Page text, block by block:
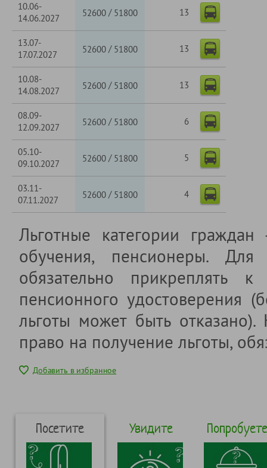
10.06-
14.06.2027
52600 / 51800 13
13.07-
17.07.2027
52600 / 51800 13
10.08-
14.08.2027
52600 / 51800 13
08.09-
12.09.2027
52600 / 51800 6
05.10-
09.10.2027
52600 / 51800 5
03.11-
07.11.2027
52600 / 51800 4
Льготные категории
обучения, пенсионеры. Для
обязательно прикреплять
пенсионного удостоверения
льготы может быть
право на получение льготы,
Добавить в избранное
Посетите Увидите Попробуете